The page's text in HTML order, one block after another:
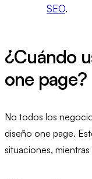
SEO.
¿Cuándo
one page?
No todos los
diseño one page.
situaciones,